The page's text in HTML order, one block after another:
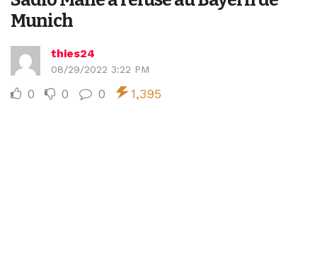
Munich
thies24
08/29/2022 3:22 PM
0 0 0 1,395